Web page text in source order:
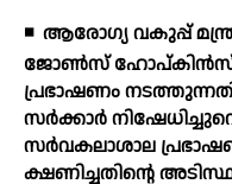
◾ ആരോഗ്യ വകുപ്പ്
ജോണ്‍സ് ഹോപ്കിന്‍സ്
പ്രഭാഷണം
സര്‍ക്കാര്‍
സര്‍വകലാശാല
ക്ഷണിച്ചതിന്റെ